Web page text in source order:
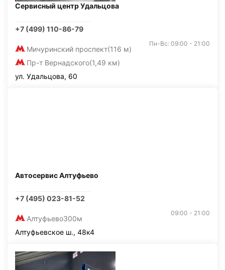
Сервисный центр Удальцова
+7 (499) 110-86-79
Мичуринский проспект(116 м)
Пр-т Вернадского(1,49 км)
Пн-Вс: 09:00 - 21:00
ул. Удальцова, 60
Автосервис Алтуфьево
+7 (495) 023-81-52
Алтуфьево300м
09:00 - 21:00
Алтуфьевское ш., 48к4